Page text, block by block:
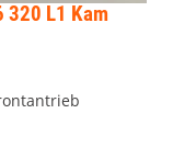
320 L1 Kam